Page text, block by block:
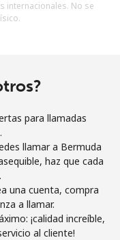
de acuerdo con
→
internacionales. No se
para llamadas
llamar a Bermuda
haz que cada
una cuenta, compra
a llamar.
¡calidad increíble,
al cliente!